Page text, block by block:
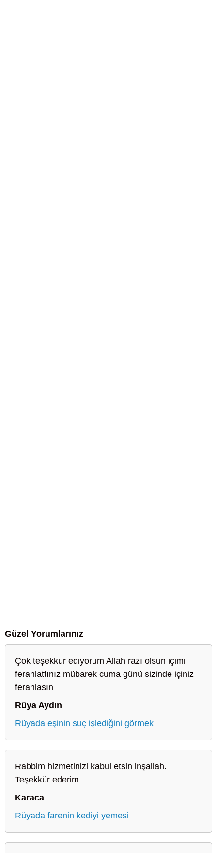
Güzel Yorumlarınız
Çok teşekkür ediyorum Allah razı olsun içimi
ferahlattınız mübarek cuma günü sizinde içiniz
ferahlasın
Rüya Aydın
Rüyada eşinin suç işlediğini görmek
Rabbim hizmetinizi kabul etsin inşallah.
Teşekkür ederim.
Karaca
Rüyada farenin kediyi yemesi